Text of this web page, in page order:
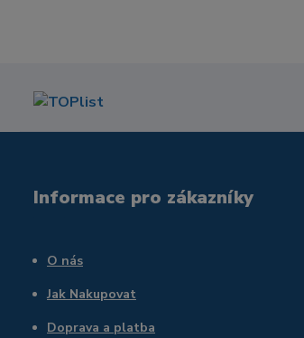
Informace pro zákazníky
O nás
Jak Nakupovat
Doprava a platba